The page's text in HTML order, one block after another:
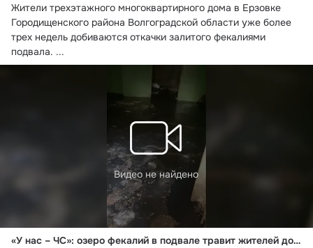
Жители трехэтажного многоквартирного дома в Ерзовке
Городищенского района Волгоградской области уже более
трех недель добиваются откачки залитого фекалиями
подвала. ...
Видео не найдено
«У нас – ЧС»: озеро фекалий в подвале травит жителей дома под Волгоградом